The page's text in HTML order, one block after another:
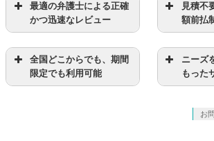
最適の弁護士による正確
かつ迅速なレビュー
見積不
額前払
全国どこからでも、期間
限定でも利用可能
ニーズ
もった
お